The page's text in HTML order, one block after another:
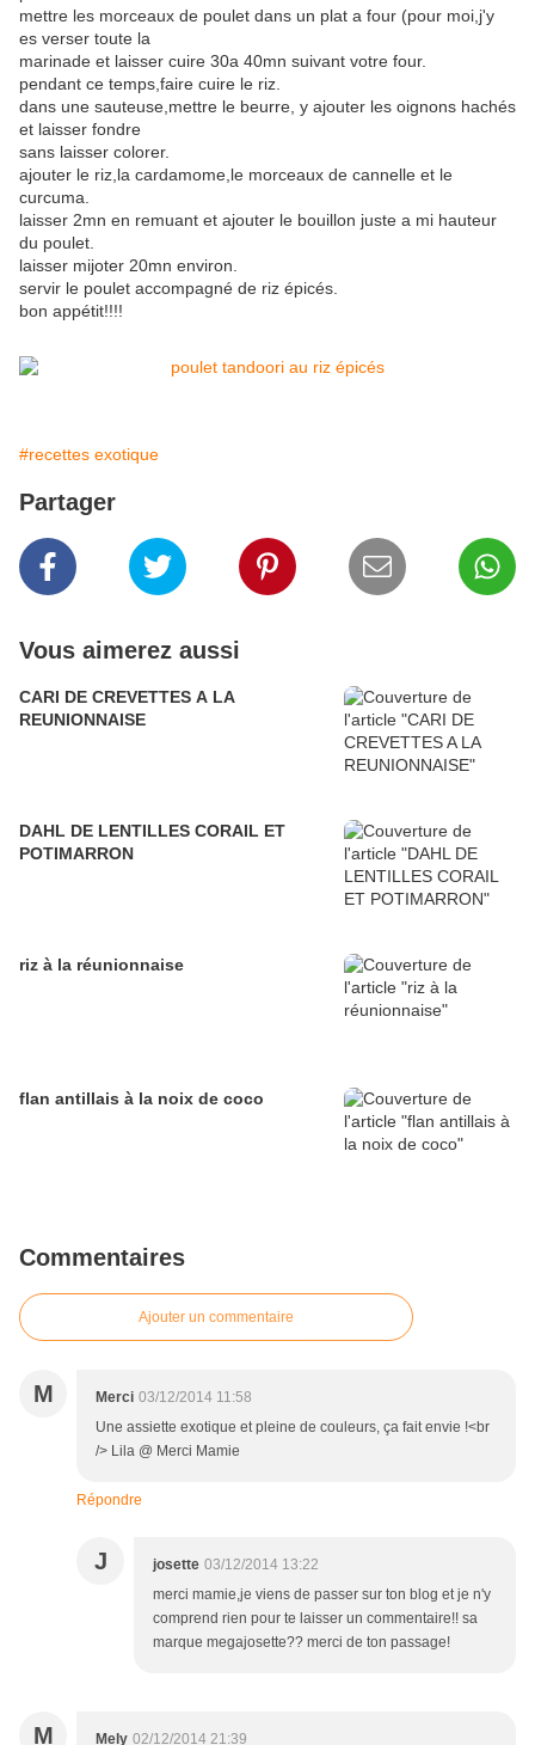
mettre les morceaux de poulet dans un plat a four (pour moi,j'y
es verser toute la
marinade et laisser cuire 30a 40mn suivant votre four.
pendant ce temps,faire cuire le riz.
dans une sauteuse,mettre le beurre, y ajouter les oignons hachés
et laisser fondre
sans laisser colorer.
ajouter le riz,la cardamome,le morceaux de cannelle et le
curcuma.
laisser 2mn en remuant et ajouter le bouillon juste a mi hauteur
du poulet.
laisser mijoter 20mn environ.
servir le poulet accompagné de riz épicés.
bon appétit!!!!
#recettes exotique
Partager
Vous aimerez aussi
CARI DE CREVETTES A LA
REUNIONNAISE
DAHL DE LENTILLES CORAIL ET
POTIMARRON
riz à la réunionnaise
flan antillais à la noix de coco
Commentaires
Ajouter un commentaire
M Merci 03/12/2014 11:58
Une assiette exotique et pleine de couleurs, ça fait envie !<br
/> Lila @ Merci Mamie
Répondre
J josette 03/12/2014 13:22
merci mamie,je viens de passer sur ton blog et je n'y
comprend rien pour te laisser un commentaire!! sa
marque megajosette?? merci de ton passage!
M Mely 02/12/2014 21:39